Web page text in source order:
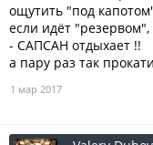
ощутить "под
если идёт
- САПСАН отдыхает !!
а пару раз так
1 мар 2017